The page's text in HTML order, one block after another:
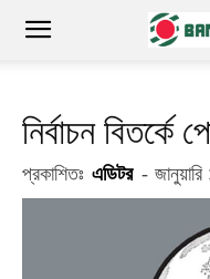
নির্বাচন
প্রকাশিতঃ এডিটর -